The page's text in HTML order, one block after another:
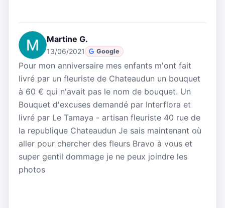
Martine G.
13/06/2021 Google
Pour mon anniversaire mes enfants m'ont fait
livré par un fleuriste de Chateaudun un bouquet
à 60 € qui n'avait pas le nom de bouquet. Un
Bouquet d'excuses demandé par Interflora et
livré par Le Tamaya - artisan fleuriste 40 rue de
la republique Chateaudun Je sais maintenant où
aller pour chercher des fleurs Bravo à vous et
super gentil dommage je ne peux joindre les
photos